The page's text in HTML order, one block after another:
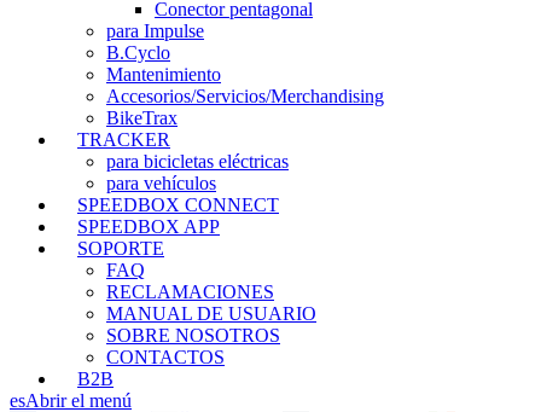
Conector pentagonal
para Impulse
B.Cyclo
Mantenimiento
Accesorios/Servicios/Merchandising
BikeTrax
TRACKER
para bicicletas eléctricas
para vehículos
SPEEDBOX CONNECT
SPEEDBOX APP
SOPORTE
FAQ
RECLAMACIONES
MANUAL DE USUARIO
SOBRE NOSOTROS
CONTACTOS
B2B
esAbrir el menú